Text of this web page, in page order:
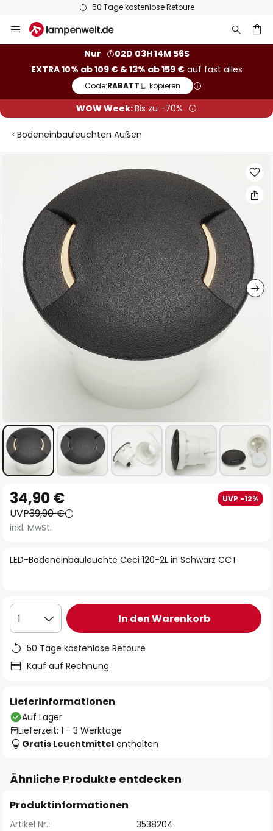
50 Tage kostenlose Retoure
Inhalt
Nur
02D 03H 14M 55S
EXTRA 10% ab 109 € & 13% ab 159 €auf fast alles
Code:RABATT kopieren
WOW Week:Bis zu -70%
Bodeneinbauleuchten Außen
Bildgalerie
springen
Anfang
der
Bildgalerie
LED-Bodeneinbauleuchte Ceci 120-2L in Schwarz CCT
34,90 € UVP -12%
UVP39,90 €
inkl. MwSt.
1 In den Warenkorb
50 Tage kostenlose Retoure
Kauf auf Rechnung
Lieferinformationen
Auf Lager
Lieferzeit: 1 - 3 Werktage
Gratis Leuchtmittel enthalten
Ähnliche Produkte entdecken
Produktinformationen
Artikel Nr.: 3538204